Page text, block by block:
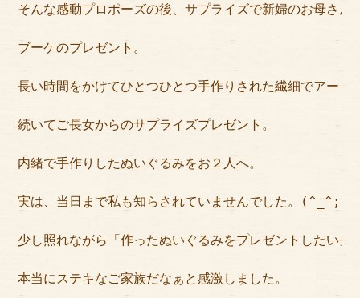
そんな感動プロポーズの後、サプライズで新婦のお母さん
ブーケのプレゼント。
長い時間をかけてひとつひとつ手作りされた繊細でアート
続いてご長女からのサプライズプレゼント。
内緒で手作りしたぬいぐるみをお２人へ。
実は、当日まで私も知らされていませんでした。(^_^;)
少し照れながら「作ったぬいぐるみをプレゼントしたい」
本当にステキなご家族だなぁと感激しました。